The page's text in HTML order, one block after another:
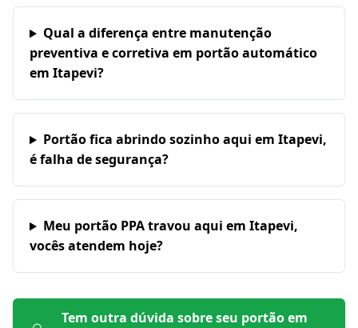
Qual a diferença entre manutenção
preventiva e corretiva em portão automático
em Itapevi?
Portão fica abrindo sozinho aqui em Itapevi,
é falha de segurança?
Meu portão PPA travou aqui em Itapevi,
vocês atendem hoje?
Tem outra dúvida sobre seu portão em